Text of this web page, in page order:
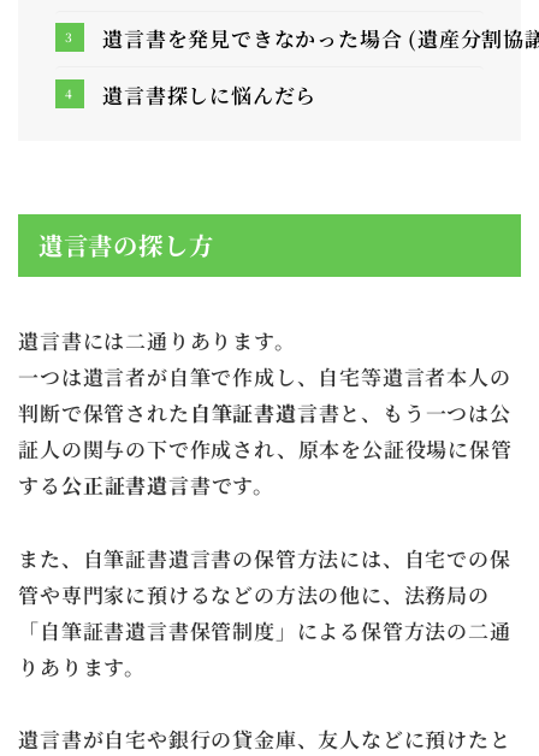
遺言書を発見できなかった場合 (遺産分割協
遺言書探しに悩んだら
遺言書の探し方
遺言書には二通りあります。
一つは遺言者が自筆で作成し、自宅等遺言者本人の
判断で保管された 自筆証書遺言書と、もう一つは公
証人の関与の下で作成され、原本を公証役場に保管
する公正証書遺言書です。
また、自筆証書遺言書の保管方法には、自宅での保
管や専門家に預けるなどの方法の他に、法務局の
「自筆証書遺言書保管制度」による保管方法の二通
りあります。
遺言書が自宅や銀行の貸金庫、友人などに預けたと